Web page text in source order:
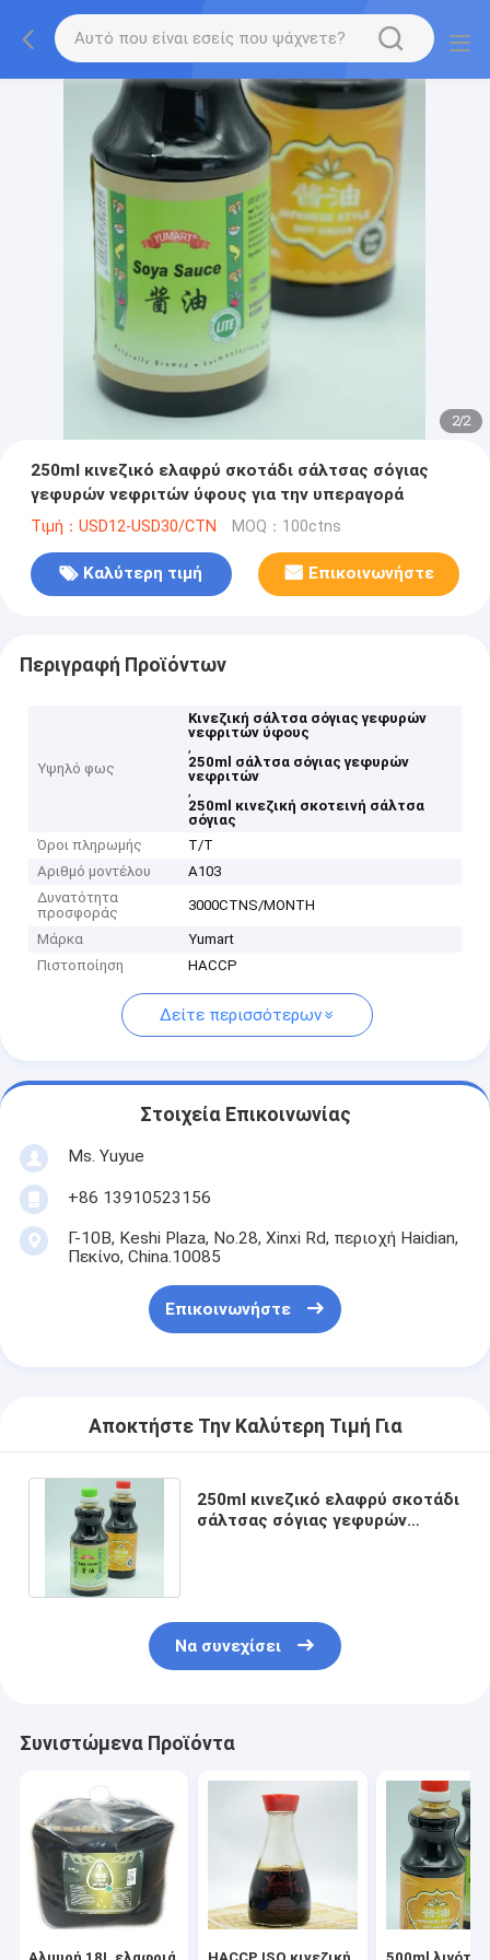
2/2
250ml κινεζικό ελαφρύ σκοτάδι σάλτσας σόγιας
γεφυρών νεφριτών ύφους για την υπεραγορά
Τιμή：USD12-USD30/CTN MOQ：100ctns
Καλύτερη τιμή Επικοινωνήστε
Περιγραφή Προϊόντων
Υψηλό φως
Κινεζική σάλτσα σόγιας γεφυρών
νεφριτών ύφους
,
250ml σάλτσα σόγιας γεφυρών
νεφριτών
,
250ml κινεζική σκοτεινή σάλτσα
σόγιας
Όροι πληρωμής
T/T
Αριθμό μοντέλου
A103
Δυνατότητα
προσφοράς
3000CTNS/MONTH
Μάρκα
Yumart
Πιστοποίηση
HACCP
Δείτε περισσότερων
Στοιχεία Επικοινωνίας
Ms. Yuyue
+86 13910523156
Γ-10B, Keshi Plaza, No.28, Xinxi Rd, περιοχή Haidian,
Πεκίνο, China.10085
Επικοινωνήστε
Αποκτήστε Την Καλύτερη Τιμή Για
250ml κινεζικό ελαφρύ σκοτάδι
σάλτσας σόγιας γεφυρών
Να συνεχίσει
Συνιστώμενα Προϊόντα